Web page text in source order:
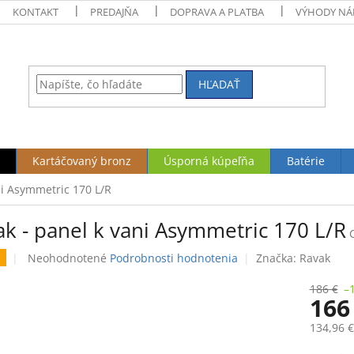
KONTAKT PREDAJŇA DOPRAVA A PLATBA VÝHODY
HĽADAŤ
Kartáčovaný bronz Úsporná kúpeľňa Batérie
Asymmetric 170 L/R
- panel k vani Asymmetric 170 L/R
Priemerné
Neohodnotené Podrobnosti hodnotenia Značka: Ravak
186 €
134,96